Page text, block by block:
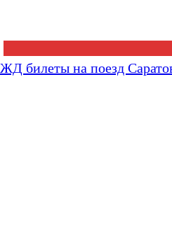
ЖД билеты на поезд